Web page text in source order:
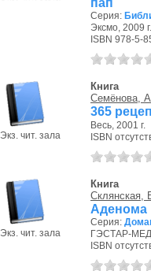
Серия:
Эксмо, 2009 г.
ISBN 978-5-
Экз. чит. зала
Книга
Семёнова,
365
Весь, 2001 г.
ISBN
Экз. чит. зала
Книга
Склянская,
Аденома
Серия:
ГЭСТАР-
ISBN